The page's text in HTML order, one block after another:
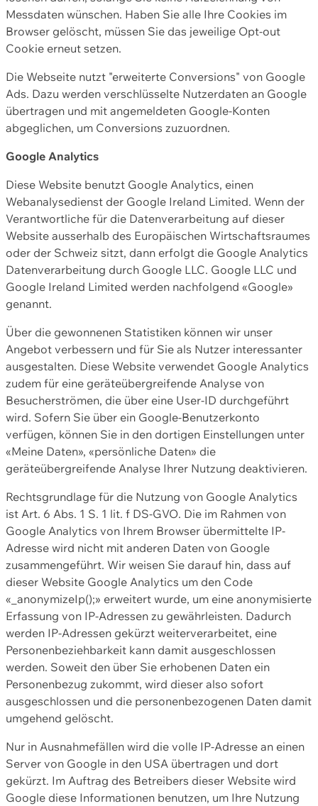
Messdaten wünschen. Haben Sie alle Ihre Cookies im
Browser gelöscht, müssen Sie das jeweilige Opt-out
Cookie erneut setzen.
Die Webseite nutzt "erweiterte Conversions" von Google
Ads. Dazu werden verschlüsselte Nutzerdaten an Google
übertragen und mit angemeldeten Google-Konten
abgeglichen, um Conversions zuzuordnen.
Google Analytics
Diese Website benutzt Google Analytics, einen
Webanalysedienst der Google Ireland Limited. Wenn der
Verantwortliche für die Datenverarbeitung auf dieser
Website ausserhalb des Europäischen Wirtschaftsraumes
oder der Schweiz sitzt, dann erfolgt die Google Analytics
Datenverarbeitung durch Google LLC. Google LLC und
Google Ireland Limited werden nachfolgend «Google»
genannt.
Über die gewonnenen Statistiken können wir unser
Angebot verbessern und für Sie als Nutzer interessanter
ausgestalten. Diese Website verwendet Google Analytics
zudem für eine geräteübergreifende Analyse von
Besucherströmen, die über eine User-ID durchgeführt
wird. Sofern Sie über ein Google-Benutzerkonto
verfügen, können Sie in den dortigen Einstellungen unter
«Meine Daten», «persönliche Daten» die
geräteübergreifende Analyse Ihrer Nutzung deaktivieren.
Rechtsgrundlage für die Nutzung von Google Analytics
ist Art. 6 Abs. 1 S. 1 lit. f DS-GVO. Die im Rahmen von
Google Analytics von Ihrem Browser übermittelte IP-
Adresse wird nicht mit anderen Daten von Google
zusammengeführt. Wir weisen Sie darauf hin, dass auf
dieser Website Google Analytics um den Code
«_anonymizeIp();» erweitert wurde, um eine anonymisierte
Erfassung von IP-Adressen zu gewährleisten. Dadurch
werden IP-Adressen gekürzt weiterverarbeitet, eine
Personenbeziehbarkeit kann damit ausgeschlossen
werden. Soweit den über Sie erhobenen Daten ein
Personenbezug zukommt, wird dieser also sofort
ausgeschlossen und die personenbezogenen Daten damit
umgehend gelöscht.
Nur in Ausnahmefällen wird die volle IP-Adresse an einen
Server von Google in den USA übertragen und dort
gekürzt. Im Auftrag des Betreibers dieser Website wird
Google diese Informationen benutzen, um Ihre Nutzung